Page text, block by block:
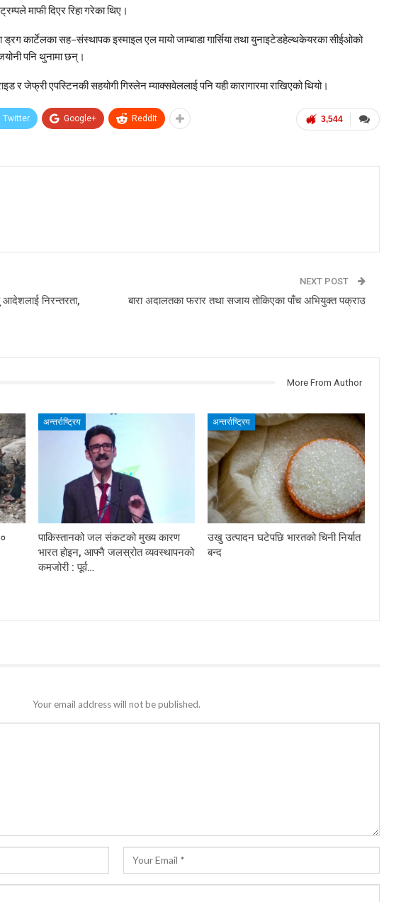
ले माफी दिएर रिहा गरेका थिए।
ड्रग कार्टेलका सह–संस्थापकइस्माइल एल मायो जाम्बाडा गार्सियातथा युनाइटेडहेल्थकेयरका सीईओको
पनि थुनामा छन्।
र जेफ्री एपस्टिनकी सहयोगीगिस्लेन म्याक्सवेललाई पनि यही कारागारमा राखिएको थियो।
3,544
Twitter Google+ ReddIt
निरन्तरता,
NEXT POST
बारा अदालतका फरार तथा सजाय तोकिएका पाँच अभियुक्त पक्राउ
More From Author
अन्तर्राष्ट्रिय
पाकिस्तानको जल संकटको मुख्य कारण
भारत होइन, आफ्नै जलस्रोत व्यवस्थापनको
कमजोरी : पूर्व…
अन्तर्राष्ट्रिय
उखु उत्पादन घटेपछि भारतको चिनी निर्यात
बन्द
Your email address will not be published.